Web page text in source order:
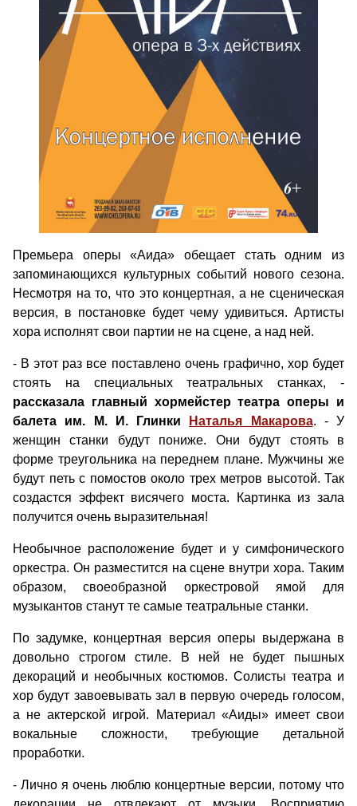
Премьера оперы «Аида» обещает стать одним из
запоминающихся культурных событий нового сезона.
Несмотря на то, что это концертная, а не сценическая
версия, в постановке будет чему удивиться. Артисты
хора исполнят свои партии не на сцене, а над ней.
- В этот раз все поставлено очень графично, хор будет
стоять на специальных театральных станках, -
рассказала главный хормейстер театра оперы и
балета им. М. И. Глинки
Наталья Макарова. - У
женщин станки будут пониже. Они будут стоять в
форме треугольника на переднем плане. Мужчины же
будут петь с помостов около трех метров высотой. Так
создастся эффект висячего моста. Картинка из зала
получится очень выразительная!
Необычное расположение будет и у симфонического
оркестра. Он разместится на сцене внутри хора. Таким
образом, своеобразной оркестровой ямой для
музыкантов станут те самые театральные станки.
По задумке, концертная версия оперы выдержана в
довольно строгом стиле. В ней не будет пышных
декораций и необычных костюмов. Солисты театра и
хор будут завоевывать зал в первую очередь голосом,
а не актерской игрой. Материал «Аиды» имеет свои
вокальные сложности, требующие детальной
проработки.
- Лично я очень люблю концертные версии, потому что